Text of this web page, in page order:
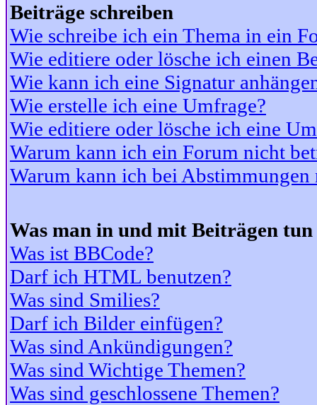
Beiträge schreiben
Wie schreibe ich ein Thema in ein
Wie editiere oder lösche ich einen
Wie kann ich eine Signatur
Wie erstelle ich eine Umfrage?
Wie editiere oder lösche ich eine
Warum kann ich ein Forum nicht
Warum kann ich bei
Was man in und mit Beiträgen
Was ist BBCode?
Darf ich HTML benutzen?
Was sind Smilies?
Darf ich Bilder einfügen?
Was sind Ankündigungen?
Was sind Wichtige Themen?
Was sind geschlossene Themen?